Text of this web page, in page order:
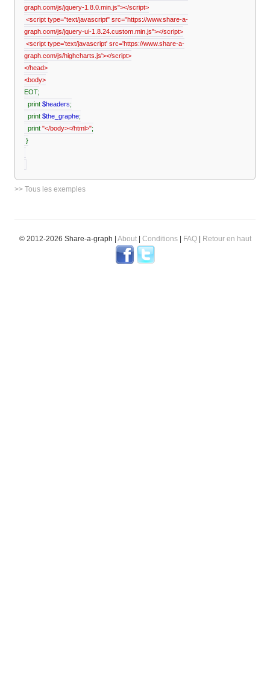
graph.com/js/jquery-1.8.0.min.js"></script>
<script type="text/javascript" src="https://www.share-a-
graph.com/js/jquery-ui-1.8.24.custom.min.js"></script>
<script type='text/javascript' src='https://www.share-a-
graph.com/js/highcharts.js'></script>
</head>
<body>
EOT;
print $headers;
print $the_graphe;
print "</body></html>";
}
>> Tous les exemples
© 2012-2026 Share-a-graph | About| Conditions| FAQ| Retour en haut